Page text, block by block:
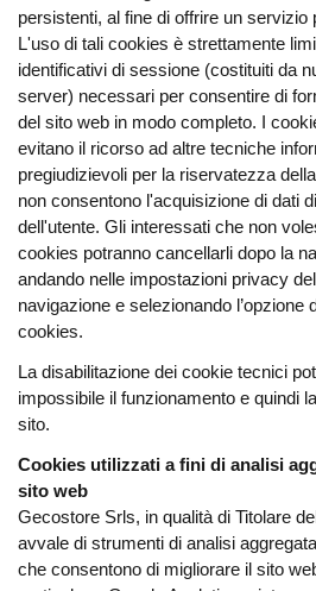
persistenti, al fine di offrire un servizio
L'uso di tali cookies è strettamente
identificativi di sessione (costituiti da
server) necessari per consentire di
del sito web in modo completo. I
evitano il ricorso ad altre tecniche
pregiudizievoli per la riservatezza
non consentono l'acquisizione di dati
dell'utente. Gli interessati che non
cookies potranno cancellarli dopo la
andando nelle impostazioni privacy
navigazione e selezionando l’opzione
cookies.
La disabilitazione dei cookie tecnici
impossibile il funzionamento e quindi
sito.
Cookies utilizzati a fini di analisi
sito web
Gecostore Srls, in qualità di Titolare
avvale di strumenti di analisi
che consentono di migliorare il sito